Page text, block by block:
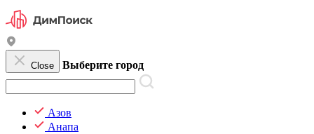
Close Выберите город
Азов
Анапа